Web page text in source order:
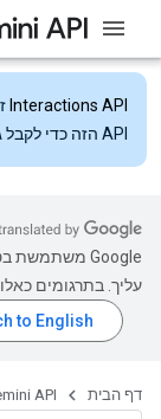
Interactions API
API הזה כדי לקבל גישה לכל התכונות והמודלים העדכניים.
עליך. בתרגומים
דף הבית API